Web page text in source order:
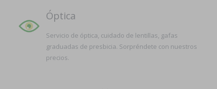
Óptica
Servicio de óptica, cuidado de lentillas, gafas
graduadas de presbicia. Sorpréndete con nuestros
precios.